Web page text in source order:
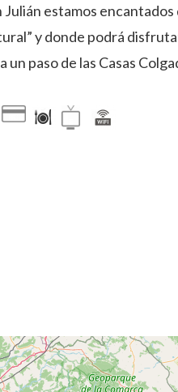
Julián estamos
y donde podrá
un paso de las Casas